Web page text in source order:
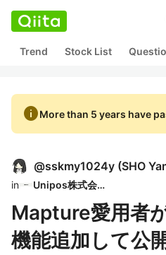
Trend Stock List
infoMore than 5 years have
@sskmy1024y (SHO
in Unipos株式会社
Mapture愛用者
機能追加して公